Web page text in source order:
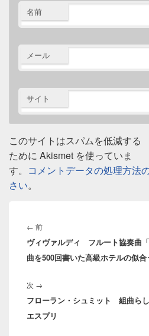
名前
メール
サイト
このサイトはスパムを低減する
ために Akismet を使っていま
す。 コメントデータの処理方法
さい。
稿
ナ
ビ
ゲ
シ
ョ
ン
← 前前
の
投
ヴィヴァルディ フルート協奏曲
曲を500回書いた高級ホテルの似合
次 →
の
投
フローラン・シュミット 組曲ら
エスプリ